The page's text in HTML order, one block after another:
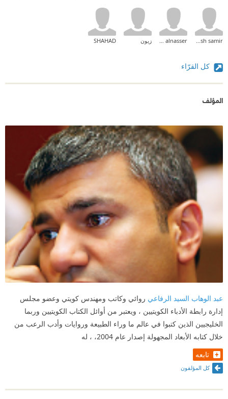
ftoosh samir
momo alnasser زيون SHAHAD
كل القرّاء
المؤلف
عبد الوهاب السيد الرفاعي روائي وكاتب ومهندس كويتي وعضو مجلس
إدارة رابطة الأدباء الكويتيين ، ويعتبر من أوائل الكتاب الكويتيين وربما
الخليجيين الذين كتبوا في عالم ما وراء الطبيعة وروايات وأدب الرعب من
خلال كتابه الأبعاد المجهولة إصدار عام 2004، ، له
تابعه
كل المؤلفون